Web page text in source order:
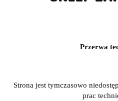
Przerwa
Strona jest tymczasowo
prac